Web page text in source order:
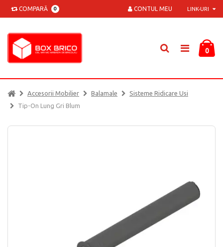
COMPARĂ 0 LINK-URI
CONTUL MEU
0
Accesorii Mobilier Balamale
Sisteme Ridicare Usi
Tip-On Lung Gri Blum